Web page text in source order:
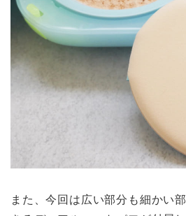
また、今回は広い部分も細かい